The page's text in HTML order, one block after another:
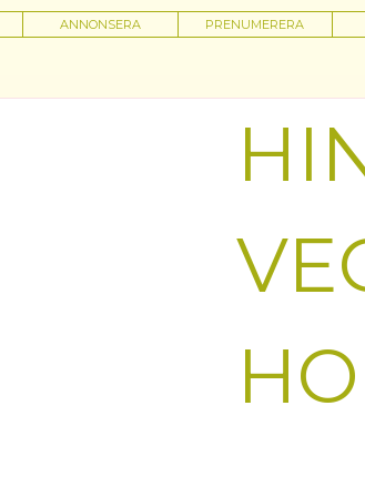
ANNONSERA PRENUMERERA